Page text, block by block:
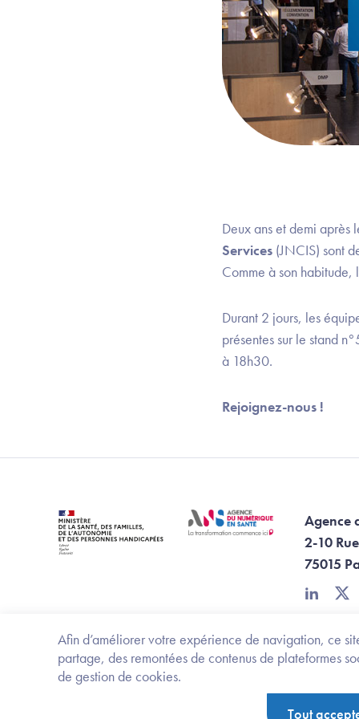
Afin d’améliorer votre expérience de navigation, ce
partage, des remontées de contenus de plateformes
de gestion de cookies.
Tout
Deux ans et demi
Services (JNCIS) sont
Comme à son
Durant 2 jours, les
présentes sur le stand
à 18h30.
Rejoignez-nous !
Agence
2-10
75015
linkedin
Footer Bottom ANS
Ministère de la santé, des familles, de